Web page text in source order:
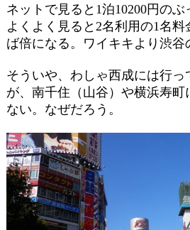
ネットで見ると1泊10200円の
よくよく見ると2名利用の1名
ば倍になる。ワイキキより渋谷
そういや、わしゃ西成には行っ
が、南千住（山谷）や横浜寿町
ない。なぜだろう。